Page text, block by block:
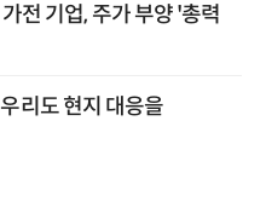
전 기업, 주가 부양 '총력
리도 현지 대응을